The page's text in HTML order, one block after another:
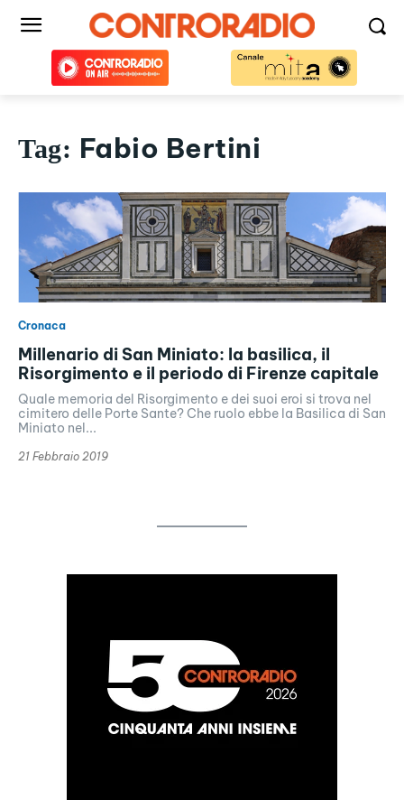
Tag: Fabio Bertini
Cronaca
Millenario di San Miniato: la basilica, il
Risorgimento e il periodo di Firenze capitale
Quale memoria del Risorgimento e dei suoi eroi si trova nel
cimitero delle Porte Sante? Che ruolo ebbe la Basilica di San
Miniato nel...
21 Febbraio 2019